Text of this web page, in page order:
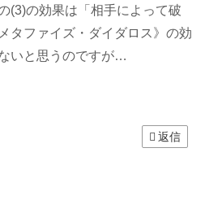
(3)の効果は「相手によって破
タファイズ・ダイダロス》の効
いと思うのですが…
返信